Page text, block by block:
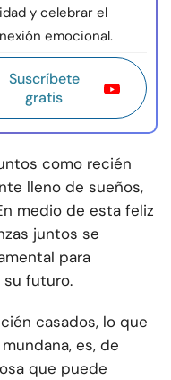
y celebrar el
emocional.
Suscríbete
gratis
como recién
lleno de sueños,
medio de esta feliz
juntos se
para
su futuro.
casados, lo que
es, de
que puede